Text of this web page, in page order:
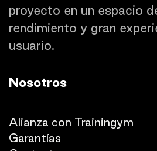
proyecto en un espacio
rendimiento y gran
usuario.
Nosotros
Alianza con Trainingym
Garantías